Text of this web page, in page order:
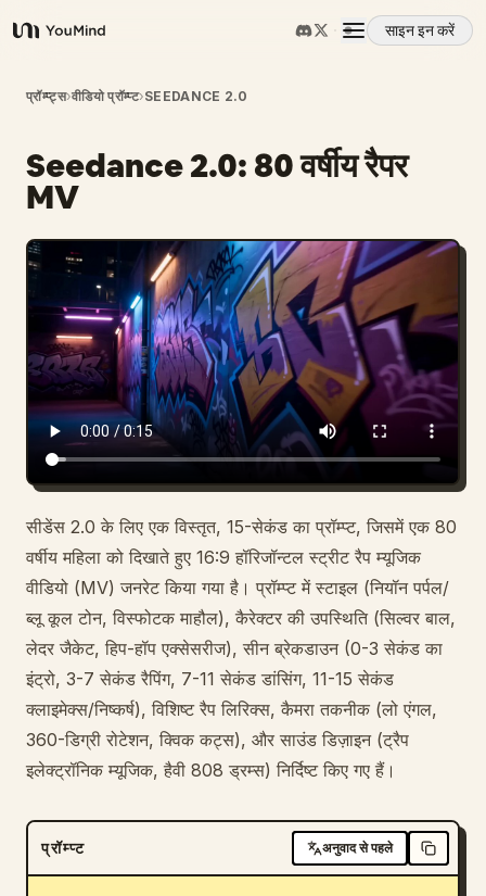
YouMind
साइन इन करें
अवलोकन
उपयोग के मामले
कौशल
प्रॉम्प्ट
मूल्य निर्धारण
डाउनलोड
ब्लॉग
अपडेट
प्रॉम्प्ट्स›वीडियो प्रॉम्प्ट›SEEDANCE 2.0
Seedance 2.0: 80 वर्षीय रैपर
MV
सीडेंस 2.0 के लिए एक विस्तृत, 15-सेकंड का प्रॉम्प्ट, जिसमें एक 80
वर्षीय महिला को दिखाते हुए 16:9 हॉरिजॉन्टल स्ट्रीट रैप म्यूजिक
वीडियो (MV) जनरेट किया गया है। प्रॉम्प्ट में स्टाइल (नियॉन पर्पल/
ब्लू कूल टोन, विस्फोटक माहौल), कैरेक्टर की उपस्थिति (सिल्वर बाल,
लेदर जैकेट, हिप-हॉप एक्सेसरीज), सीन ब्रेकडाउन (0-3 सेकंड का
इंट्रो, 3-7 सेकंड रैपिंग, 7-11 सेकंड डांसिंग, 11-15 सेकंड
क्लाइमेक्स/निष्कर्ष), विशिष्ट रैप लिरिक्स, कैमरा तकनीक (लो एंगल,
360-डिग्री रोटेशन, क्विक कट्स), और साउंड डिज़ाइन (ट्रैप
इलेक्ट्रॉनिक म्यूजिक, हैवी 808 ड्रम्स) निर्दिष्ट किए गए हैं।
प्रॉम्प्ट अनुवाद से पहले